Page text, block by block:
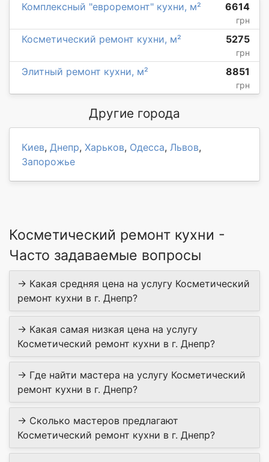
Комплексный "евроремонт" кухни, м² 6614
грн
Косметический ремонт кухни, м² 5275
грн
Элитный ремонт кухни, м² 8851
грн
Другие города
Киев, Днепр, Харьков, Одесса, Львов,
Запорожье
Косметический ремонт кухни -
Часто задаваемые вопросы
→ Какая средняя цена на услугу Косметический
ремонт кухни в г. Днепр?
→ Какая самая низкая цена на услугу
Косметический ремонт кухни в г. Днепр?
→ Где найти мастера на услугу Косметический
ремонт кухни в г. Днепр?
→ Сколько мастеров предлагают
Косметический ремонт кухни в г. Днепр?